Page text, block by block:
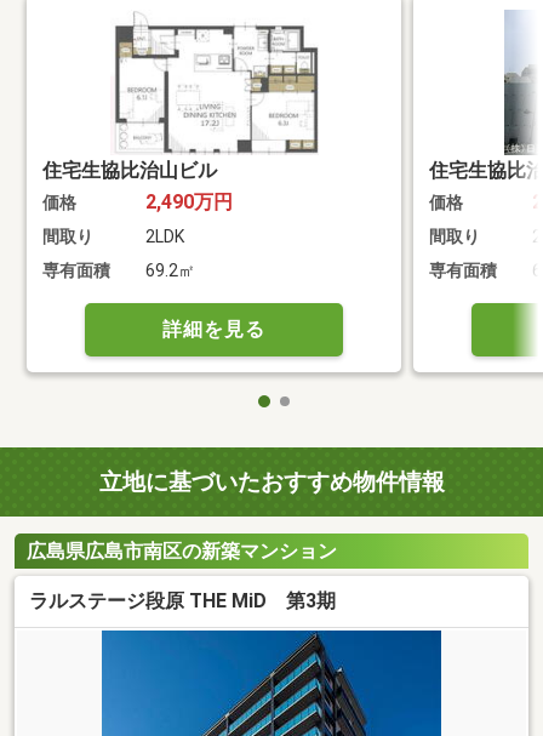
住宅生協比治山ビル
価格 2,490万円
間取り
2LDK
専有面積
69.2㎡
詳細を見る
住宅生協比
価格
間取り
専有面積
立地に基づいたおすすめ物件情報
広島県広島市南区の新築マンション
ラルステージ段原 THE MiD 第3期